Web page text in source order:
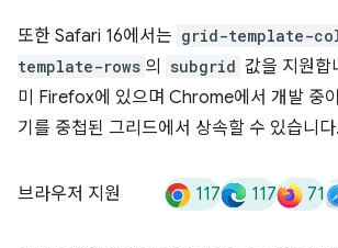
또한 Safari 16에서는 grid-template-
template-rows 의 subgrid 값을 지원합
미 Firefox에 있으며 Chrome에서 개발 중
기를 중첩된 그리드에서 상속할 수 있습니다.
브라우저 지원 117 117 71